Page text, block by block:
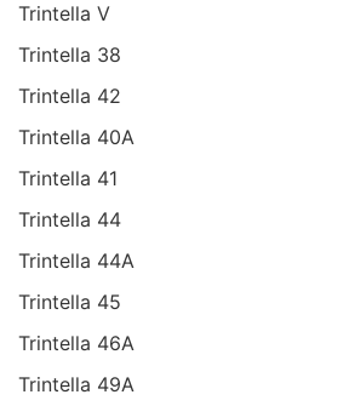
Trintella V
Trintella 38
Trintella 42
Trintella 40A
Trintella 41
Trintella 44
Trintella 44A
Trintella 45
Trintella 46A
Trintella 49A